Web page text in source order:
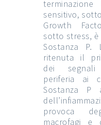
sensitivo,
Growth
sotto stress,
Sostanza
ritenuta il
dei
periferia ai
Sostanza P
provoca
macrofagi e